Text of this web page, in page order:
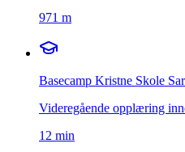
971 m
Basecamp Kristne Skole
Videregående opplæring
12 min